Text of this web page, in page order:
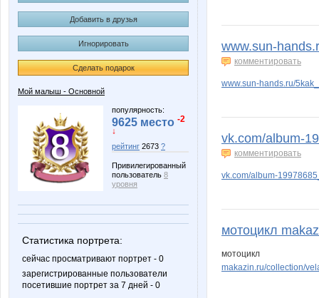
Добавить в друзья
Игнорировать
Сделать подарок
Мой малыш - Основной
популярность:
9625 место -2
↓
рейтинг 2673 ?
Привилегированный
пользователь 8
уровня
Статистика портрета:
сейчас просматривают портрет - 0
зарегистрированные пользователи
посетившие портрет за 7 дней - 0
www.sun-
комментировать
www.sun-hands.ru/
vk.com/album-
комментировать
vk.com/album-
мотоцикл
мотоцикл
makazin.ru/collection/